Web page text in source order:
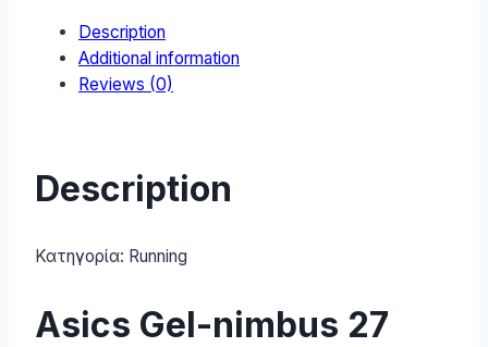
Running
Μαύρα
1011B958-
Description
Additional information
Reviews (0)
Description
Κατηγορία: Running
Asics Gel-nimbus 27